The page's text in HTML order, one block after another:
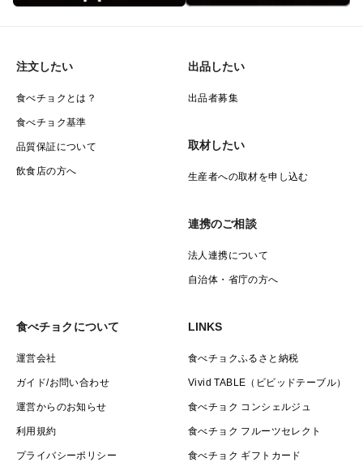
注文したい
食べチョクとは？
食べチョク基準
品質保証について
飲食店の方へ
出品したい
出品者募集
取材したい
生産者への取材を申し込む
連携のご相談
法人連携について
自治体・省庁の方へ
食べチョクについて
運営会社
ガイド/お問い合わせ
運営からのお知らせ
利用規約
プライバシーポリシー
LINKS
食べチョクふるさと納税
Vivid TABLE（ビビッドテーブル）
食べチョク コンシェルジュ
食べチョク フルーツセレクト
食べチョク ギフトカード